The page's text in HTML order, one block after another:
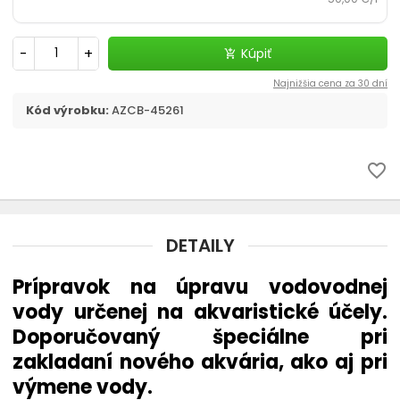
Štrky, substráty - akvaristika
CO2 v akvariu
Ohrievač
Riasy v akváriu - odstránenie
Automatické krmítko
- + add_shopping_cart Kúpiť
Najnižšia cena za 30 dní
Kód výrobku: AZCB-45261
favorite_border
DETAILY
Prípravok na úpravu vodovodnej
vody určenej na akvaristické účely.
Doporučovaný špeciálne pri
zakladaní nového akvária, ako aj pri
výmene vody.